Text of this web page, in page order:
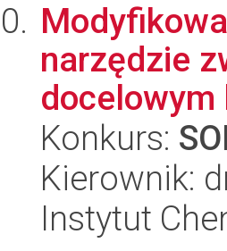
narzędzie
docelowym
Konkurs:
Kierownik:
Instytut